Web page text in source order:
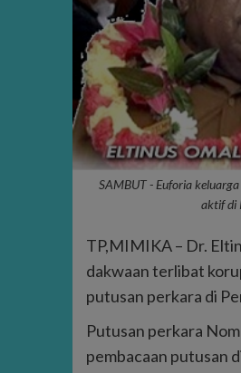
SAMBUT - Euforia
aktif di
TP,MIMIKA – Dr.
dakwaan terlibat
putusan perkara di
Putusan perkara
pembacaan putusan